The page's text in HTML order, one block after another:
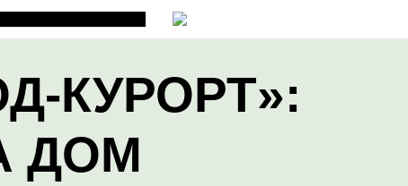
КУРОРТ»:
ДОМ